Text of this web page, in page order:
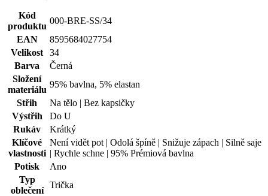
Kód
produktu
000-BRE-SS/34
EAN
8595684027754
Velikost
34
Barva
Černá
Složení
materiálu
95% bavlna, 5% elastan
Střih
Na tělo | Bez kapsičky
Výstřih
Do U
Rukáv
Krátký
Klíčové
vlastnosti
Není vidět pot | Odolá špíně | Snižuje zápach | Silně saje
| Rychle schne | 95% Prémiová bavlna
Potisk
Ano
Typ
oblečení
Trička